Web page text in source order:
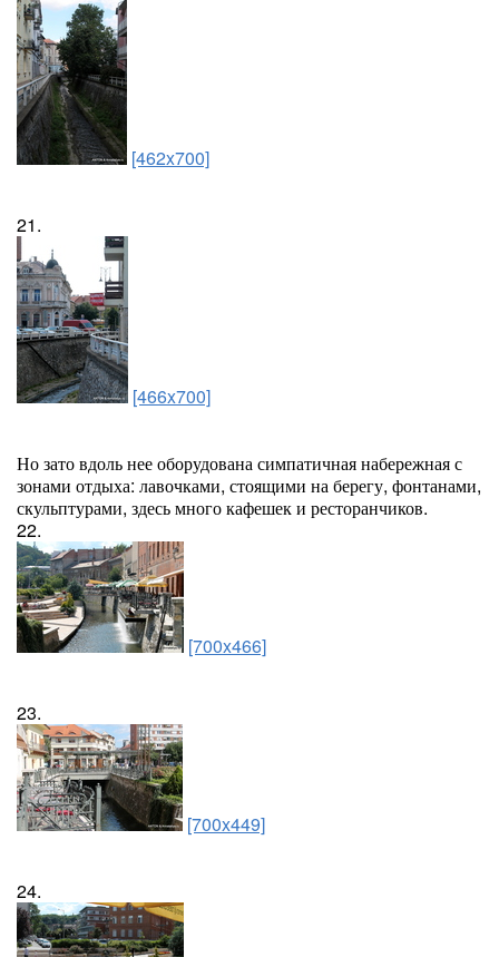
[462x700]
21.
[466x700]
Но зато вдоль нее оборудована симпатичная набережная с
зонами отдыха: лавочками, стоящими на берегу, фонтанами,
скульптурами, здесь много кафешек и ресторанчиков.
22.
[700x466]
23.
[700x449]
24.